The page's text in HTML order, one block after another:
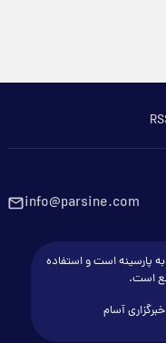
info@parsine.com
پارسینه است و استفاده
است.
آسام